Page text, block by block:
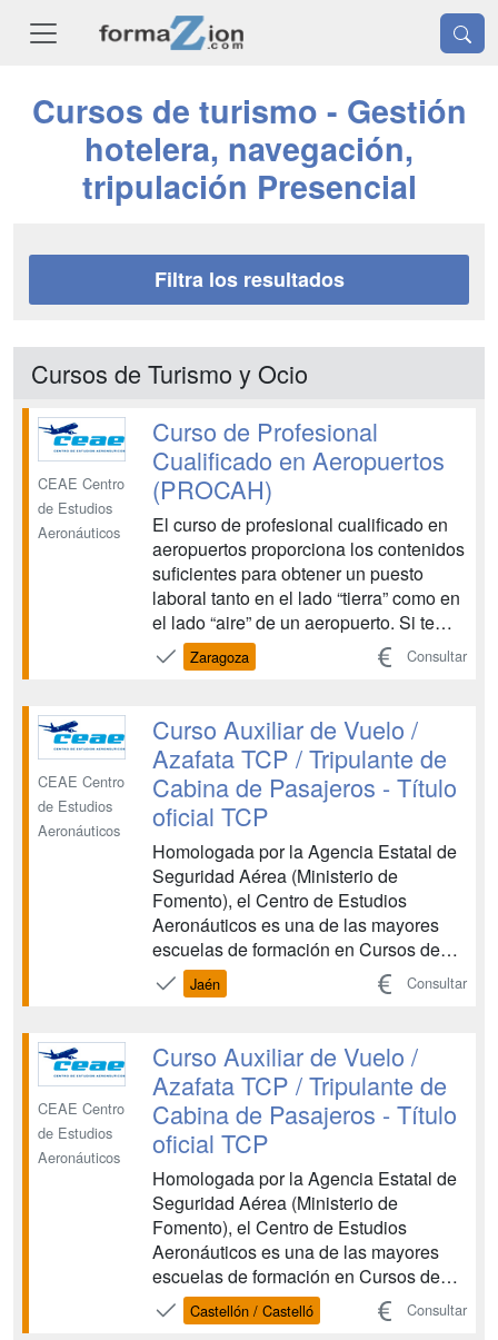
Cursos de turismo - Gestión
hotelera, navegación,
tripulación Presencial
Filtra los resultados
Cursos de Turismo y Ocio
CEAE Centro
de Estudios
Aeronáuticos
Curso de Profesional
Cualificado en Aeropuertos
(PROCAH)
El curso de profesional cualificado en
aeropuertos proporciona los contenidos
suficientes para obtener un puesto
laboral tanto en el lado “tierra” como en
el lado “aire” de un aeropuerto. Si te
gusta esta profesión no será difícil
conseguir tu implicación lo que
para ambas partes. Para ello te
preparamos para ...
Zaragoza Consultar
CEAE Centro
de Estudios
Aeronáuticos
Curso Auxiliar de Vuelo /
Azafata TCP / Tripulante de
Cabina de Pasajeros - Título
oficial TCP
Homologada por la Agencia Estatal de
Seguridad Aérea (Ministerio de
Fomento), el Centro de Estudios
Aeronáuticos es una de las mayores
escuelas de formación en Cursos de
Tripulante de Cabina de Pasajeros y
Cursos de Técnicos de Operaciones
de prestigio que colabora con las
principales compañías aéreas en la
forma...
Jaén Consultar
CEAE Centro
de Estudios
Aeronáuticos
Curso Auxiliar de Vuelo /
Azafata TCP / Tripulante de
Cabina de Pasajeros - Título
oficial TCP
Homologada por la Agencia Estatal de
Seguridad Aérea (Ministerio de
Fomento), el Centro de Estudios
Aeronáuticos es una de las mayores
escuelas de formación en Cursos de
Tripulante de Cabina de Pasajeros y
Cursos de Técnicos de Operaciones
Castellón / Castelló Consultar